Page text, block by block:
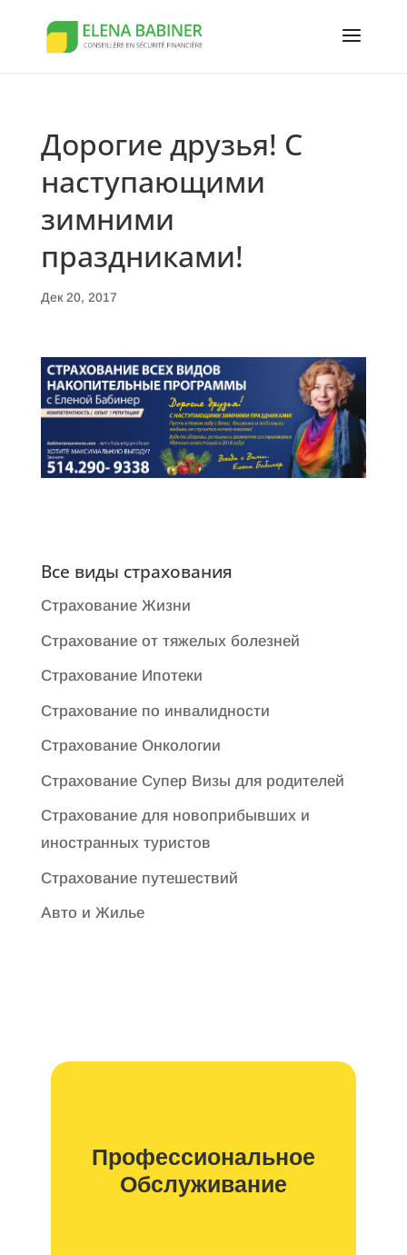
Дорогие друзья! С
наступающими
зимними
праздниками!
Дек 20, 2017
Все виды страхования
Страхование Жизни
Страхование от тяжелых болезней
Cтрахование Ипотеки
Страхование по инвалидности
Страхование Онкологии
Страхование Супер Визы для родителей
Страхование для новоприбывших и
иностранных туристов
Страхование путешествий
Авто и Жилье
Профессиональное
Обслуживание